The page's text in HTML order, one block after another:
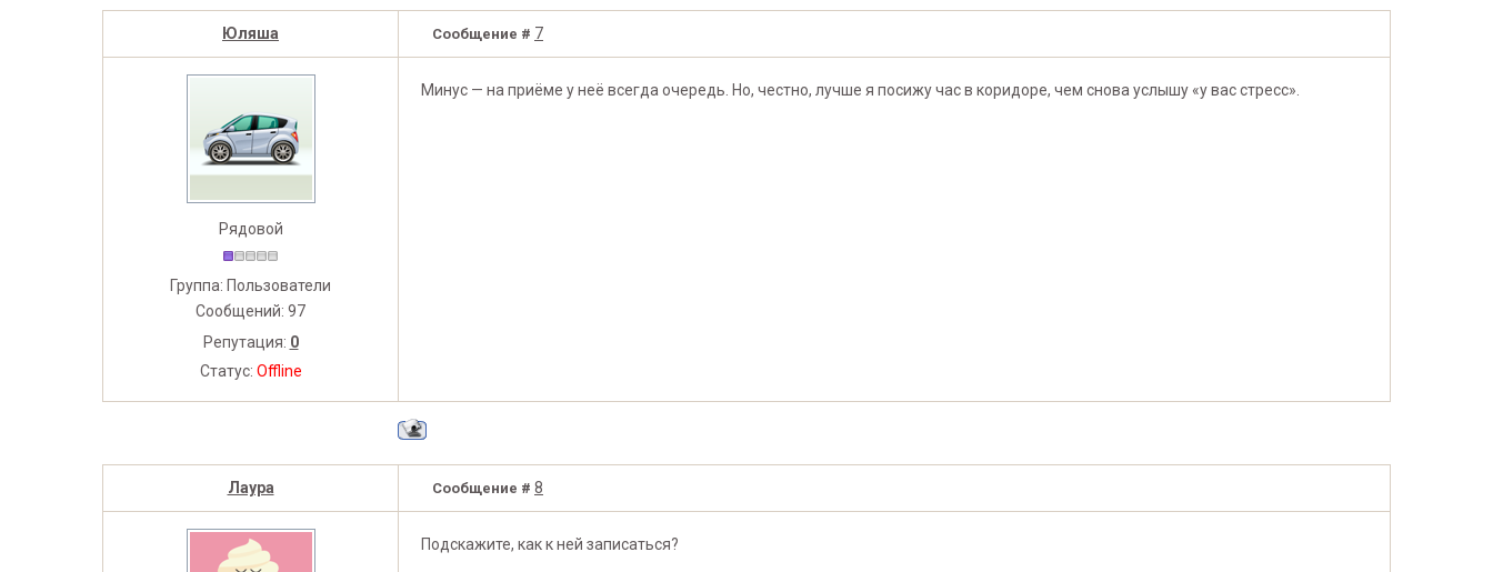
Юляша Сообщение # 7
Рядовой
Группа: Пользователи
Сообщений: 97
Репутация: 0
Статус: Offline
Минус — на приёме у неё всегда очередь. Но, честно, лучше я посижу час в коридоре, чем снова услышу «у вас стресс».
Лаура Сообщение # 8
Подскажите, как к ней записаться?